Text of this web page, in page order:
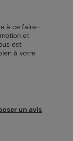
à ce faire-
et
est
à votre
un avis